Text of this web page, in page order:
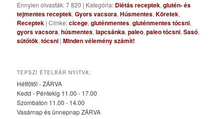
Ennyien olvasták: 7 820 | Kategória: Diétás receptek,glutén- és
tejmentes receptek,Gyors vacsora,Húsmentes,Köretek,
Receptek |Címke:cicege,gluténmentes,gluténmentes tócsni,
gyors vacsora,húsmentes,lapcsánka,paleo,paleo tócsni,Sasó,
sütőtök,tócsni |Minden vélemény számít!
TEPSZI ÉTELBÁR NYITVA:
Hétfőtől - ZÁRVA
Kedd - Péntekig 11.00 - 17.00
Szombaton 11.00 - 14.00
Vasárnap és ünnepnap ZÁRVA